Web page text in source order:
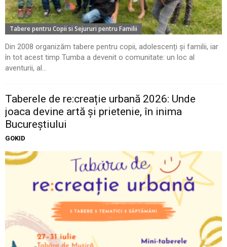
Tabere pentru Copii si Sejururi pentru Familii
Din 2008 organizăm tabere pentru copii, adolescenți și familii, iar
în tot acest timp Tumba a devenit o comunitate: un loc al
aventurii, al...
Taberele de re:creație urbană 2026: Unde
joaca devine artă și prietenie, în inima
Bucureștiului
GOKID